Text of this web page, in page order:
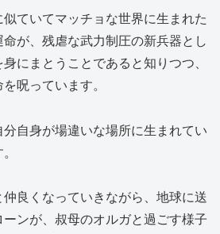
ていてマッチョな世界に生まれた
が、残虐な武力制圧の新兵器とし
にまとうことであると知りつつ、
呪っています。
自身が場違いな場所に生まれてい
良くなっていきながら、地球に送
ーンが、叔母のオルガと過ごす様子